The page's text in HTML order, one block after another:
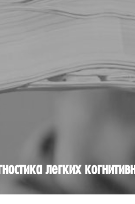
легких